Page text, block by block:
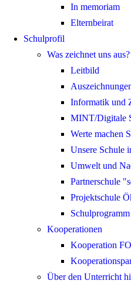
In memoriam
Elternbeirat
Schulprofil
Was zeichnet uns aus?
Leitbild
Informatik und
MINT/Digitale
Werte machen
Unsere Schule
Umwelt und
Partnerschule
Projektschule
Schulprogramm
Kooperationen
Kooperation
Über den Unterricht